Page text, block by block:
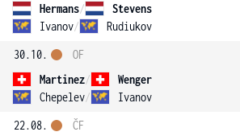
Hermans/
Stevens
Ivanov/ Rudiukov
30.10.
Martinez/
Wenger
Chepelev/ Ivanov
OF
22.08.
ČF